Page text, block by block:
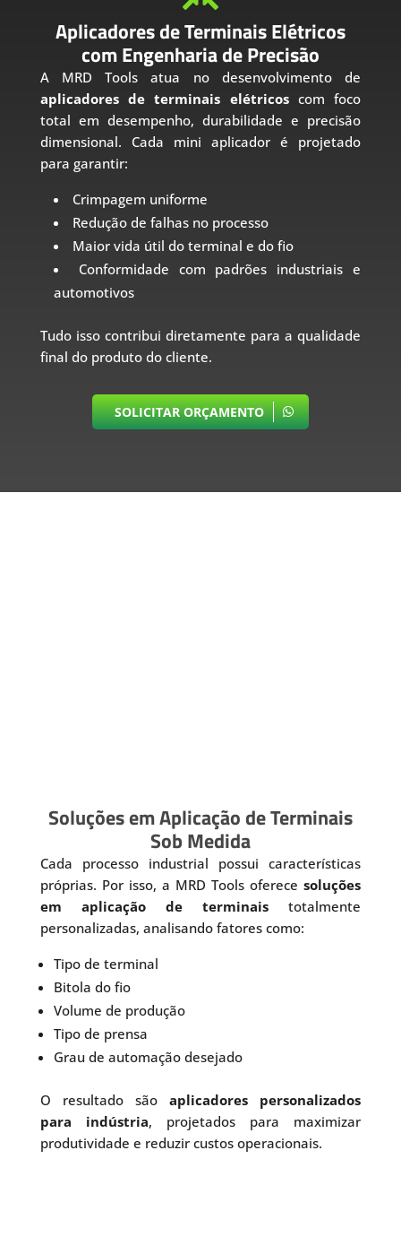
Aplicadores de Terminais Elétricos
com Engenharia de Precisão
A MRD Tools atua no desenvolvimento de
aplicadores de terminais elétricoscom foco
total em desempenho, durabilidade e precisão
dimensional. Cada mini aplicador é projetado
para garantir:
Crimpagem uniforme
Redução de falhas no processo
Maior vida útil do terminal e do fio
Conformidade com padrões industriais e
automotivos
Tudo isso contribui diretamente para a qualidade
final do produto do cliente.
SOLICITAR ORÇAMENTO
Soluções em Aplicação de Terminais
Sob Medida
Cada processo industrial possui características
próprias. Por isso, a MRD Tools oferecesoluções
em aplicação de terminais totalmente
personalizadas, analisando fatores como:
Tipo de terminal
Bitola do fio
Volume de produção
Tipo de prensa
Grau de automação desejado
O resultado sãoaplicadores personalizados
para indústria, projetados para maximizar
produtividade e reduzir custos operacionais.